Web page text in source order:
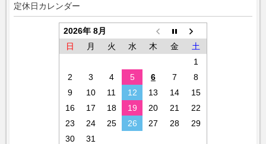
定休日カレンダー
2026年 8月
日
月 火 水 木 金
土
1
2
3 4 5 6 7
8
9
10 11 12 13 14
15
16
17 18 19 20 21
22
23
24 25 26 27 28
29
30
31